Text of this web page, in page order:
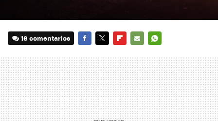
16 comentarios
MAIL